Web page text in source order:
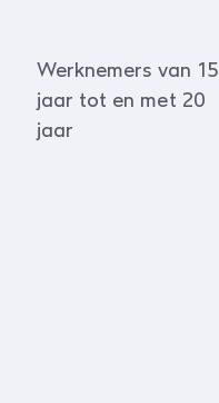
Werknemers van 15
jaar tot en met 20
jaar